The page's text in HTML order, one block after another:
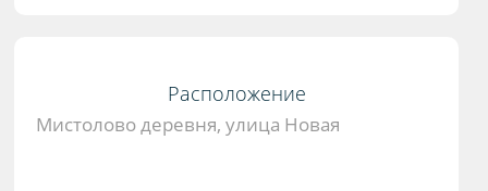
Расположение
Мистолово деревня, улица Новая